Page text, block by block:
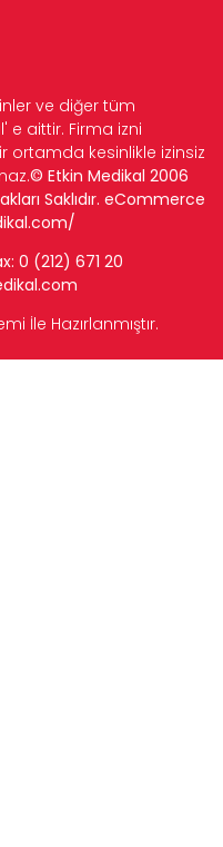
ve diğer tüm
e aittir. Firma izni
ortamda kesinlikle izinsiz
© Etkin Medikal 2006
Saklıdır. eCommerce
0 (212) 671 20
İle Hazırlanmıştır.